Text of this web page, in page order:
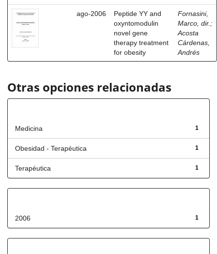
ago-2006
Peptide YY and
oxyntomodulin
novel gene
therapy treatment
for obesity
Fornasini,
Marco, dir. ;
Acosta
Cárdenas,
Andrés
Otras opciones relacionadas
1
Medicina
1
Obesidad - Terapéutica
1
Terapéutica
1
2006